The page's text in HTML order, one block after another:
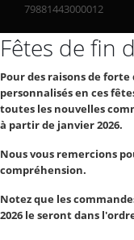
79881443000012
Fêtes de fin
Pour des raisons de
personnalisés en ces
toutes les nouvelles
à partir de janvier 2026.
Nous vous remercions
compréhension.
Notez que les
2026 le seront dans